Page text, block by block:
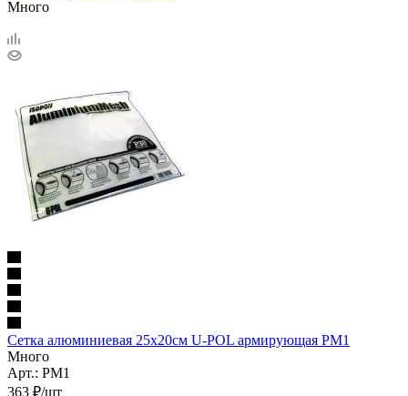
Много
Сетка алюминиевая 25х20см U-POL армирующая PM1
Много
Арт.: РМ1
363 ₽/шт